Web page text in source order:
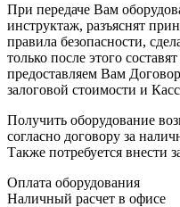
При передаче Вам
инструктаж, разъяснят
правила безопасности,
только после этого
предоставляем Вам
залоговой стоимости и
Получить оборудование
согласно договору за
Также потребуется внести
Оплата оборудования
Наличный расчет в офисе